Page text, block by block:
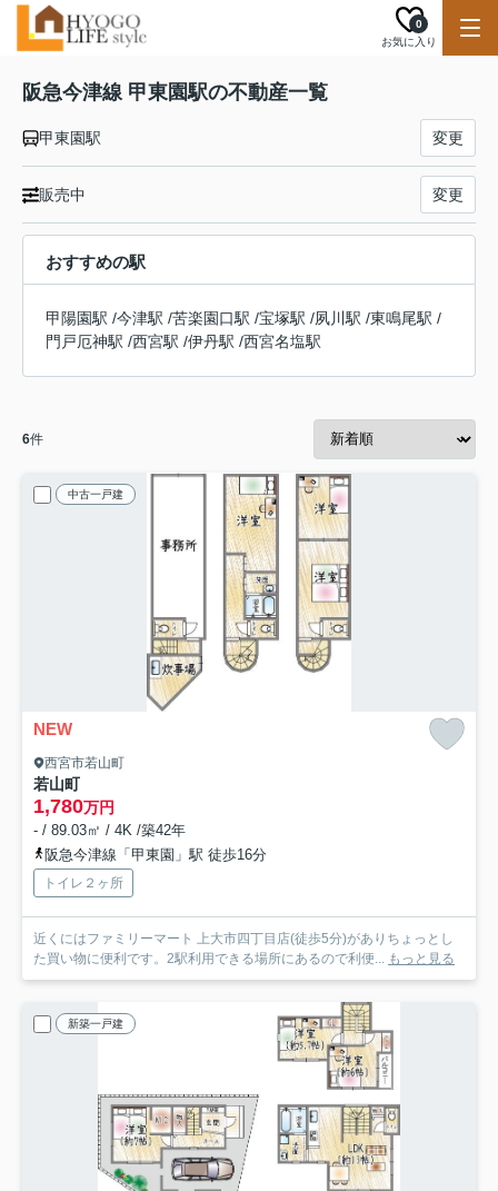
お気に入り
0
阪急今津線 甲東園駅の不動産一覧
甲東園駅 変更
販売中 変更
おすすめの駅
甲陽園駅 /今津駅 /苦楽園口駅 /宝塚駅 /夙川駅 /東鳴尾駅 /
門戸厄神駅 /西宮駅 /伊丹駅 /西宮名塩駅
6件
中古一戸建
NEW
西宮市若山町
若山町
1,780万円
- / 89.03㎡ / 4K /築42年
阪急今津線「甲東園」駅 徒歩16分
トイレ２ヶ所
近くにはファミリーマート 上大市四丁目店(徒歩5分)がありちょっとし
た買い物に便利です。2駅利用できる場所にあるので利便... もっと見る
新築一戸建